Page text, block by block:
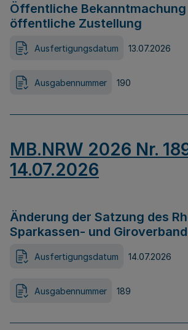
Öffentliche Bekanntmachung
öffentliche Zustellung
Ausfertigungsdatum 13.07.2026
Ausgabennummer 190
MB.NRW 2026 Nr.
14.07.2026
Änderung der Satzung des
Sparkassen- und
Ausfertigungsdatum 14.07.2026
Ausgabennummer 189